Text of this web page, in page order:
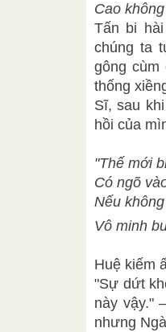
Cao
Tấn bi
chúng ta
gông
thống
Sĩ, sau
hồi của
"Thế mới
Có ngõ
Nếu
Vô minh
Huệ kiếm
"Sự dứt
này vậy."
nhưng